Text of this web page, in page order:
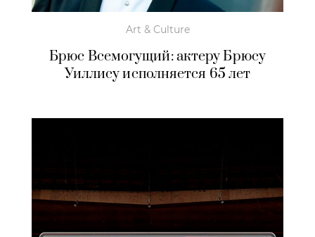
Art & Culture
Брюс Всемогущий: актеру Брюсу
Уиллису исполняется 65 лет